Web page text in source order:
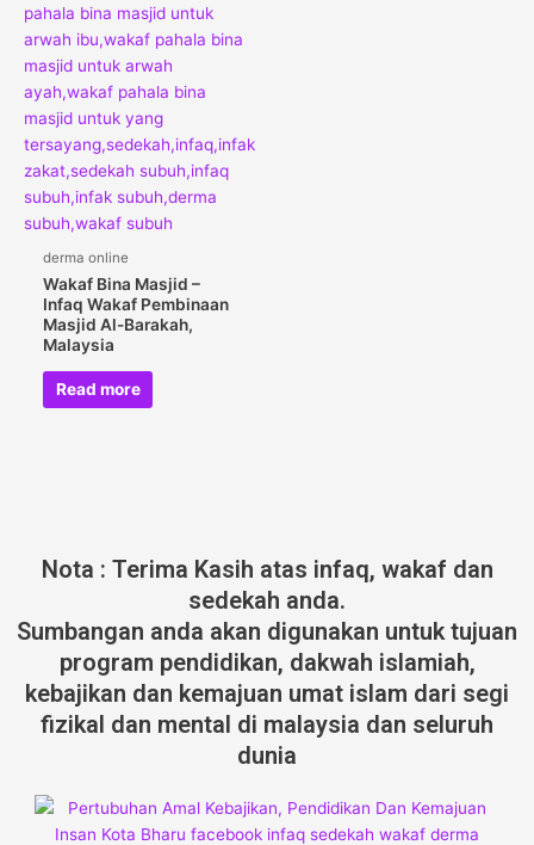
derma online
Wakaf Bina Masjid –
Infaq Wakaf Pembinaan
Masjid Al-Barakah,
Malaysia
Read more
Nota : Terima Kasih atas infaq, wakaf dan
sedekah anda.
Sumbangan anda akan digunakan untuk tujuan
program pendidikan, dakwah islamiah,
kebajikan dan kemajuan umat islam dari segi
fizikal dan mental di malaysia dan seluruh
dunia